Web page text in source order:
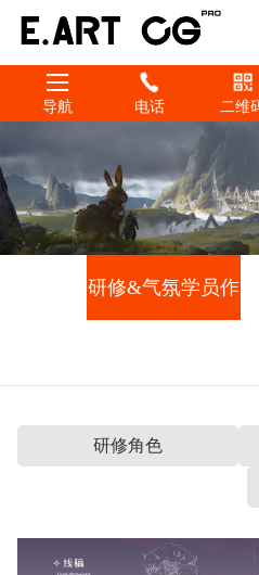
导航 电话 二维
研修&气氛学员作
研修角色